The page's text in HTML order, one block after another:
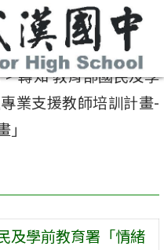
>轉知 教育部國民及學
業支援教師培訓計畫-
及學前教育署「情緒